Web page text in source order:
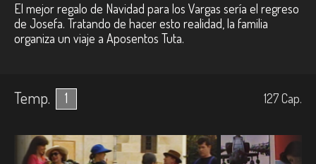
El mejor regalo de Navidad para los Vargas sería el regreso
de Josefa. Tratando de hacer esto realidad, la familia
organiza un viaje a Aposentos Tuta.
Temp. 1 127Cap.